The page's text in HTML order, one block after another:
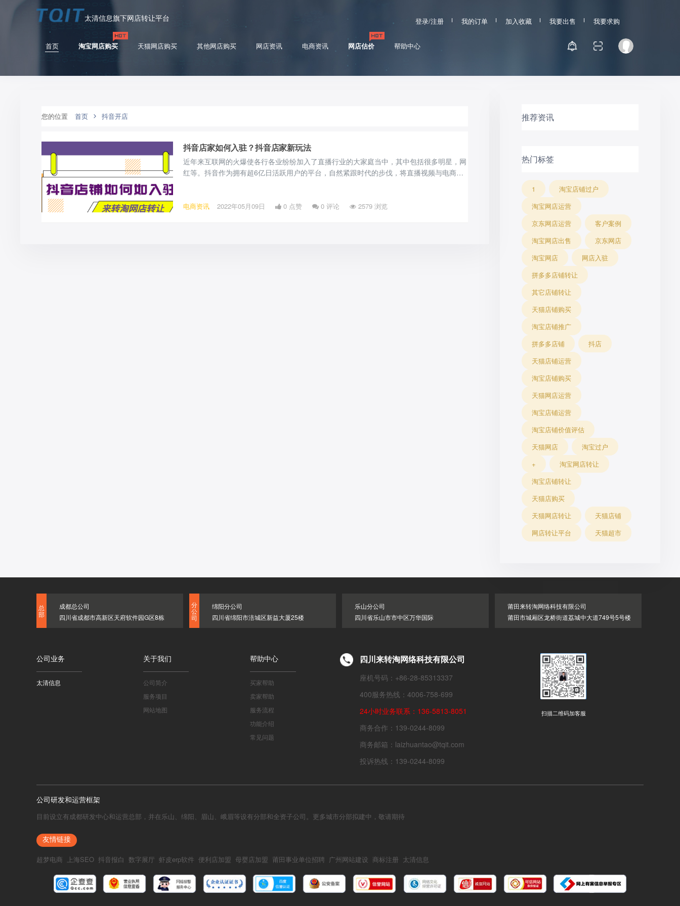
太清信息旗下网店转让平台 登录/注册 我的订单 加入收藏 我要出售 我要求购
首页 淘宝网店购买 天猫网店购买 其他网店购买 网店资讯 电商资讯 网店估价 帮助中心
您的位置 首页 抖音开店
抖音店家如何入驻？抖音店家新玩法
近年来互联网的火爆使各行各业纷纷加入了直播行业的大家庭当中，其中包括很多明星，网
红等。抖音作为拥有超6亿日活跃用户的平台，自然紧跟时代的步伐，将直播视频与电商购
电商资讯 2022年05月09日 0 点赞 0评论 2579 浏览
推荐资讯
热门标签
1
淘宝店铺过户
淘宝网店运营
京东网店运营
客户案例
淘宝网店出售
京东网店
淘宝网店
网店入驻
拼多多店铺转让
其它店铺转让
天猫店铺购买
淘宝店铺推广
拼多多店铺
抖店
天猫店铺运营
淘宝店铺购买
天猫网店运营
淘宝店铺运营
淘宝店铺价值评估
天猫网店
淘宝过户
+
淘宝网店转让
淘宝店铺转让
天猫店购买
天猫网店转让
天猫店铺
网店转让平台
天猫超市
总
部
成都总公司
四川省成都市高新区天府软件园G区8栋
分
公
司
绵阳分公司
四川省绵阳市涪城区新益大厦25楼
乐山分公司
四川省乐山市市中区万华国际
莆田来转淘网络科技有限公司
莆田市城厢区龙桥街道荔城中大道749号5号楼
公司业务
太清信息
关于我们
公司简介
服务项目
网站地图
帮助中心
买家帮助
卖家帮助
服务流程
功能介绍
常见问题
四川来转淘网络科技有限公司
座机号码：+86-28-85313337
400服务热线：4006-758-699
24小时业务联系：136-5813-8051
商务合作：139-0244-8099
商务邮箱：laizhuantao@tqit.com
投诉热线：139-0244-8099
扫描二维码加客服
公司研发和运营框架
目前设立有成都研发中心和运营总部，并在乐山、绵阳、眉山、峨眉等设有分部和全资子公司。更多城市分部拟建中，敬请期待
友情链接
超梦电商 上海SEO 抖音报白 数字展厅 虾皮erp软件 便利店加盟 母婴店加盟 莆田事业单位招聘 广州网站建设 商标注册 太清信息